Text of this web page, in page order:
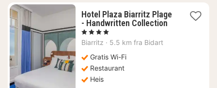
Hotel Plaza Biarritz Plage
- Handwritten Collection1
, 4 Stjerner
Biarritz · 5.5 km fra Bidart
Gratis Wi-Fi
Restaurant
Heis